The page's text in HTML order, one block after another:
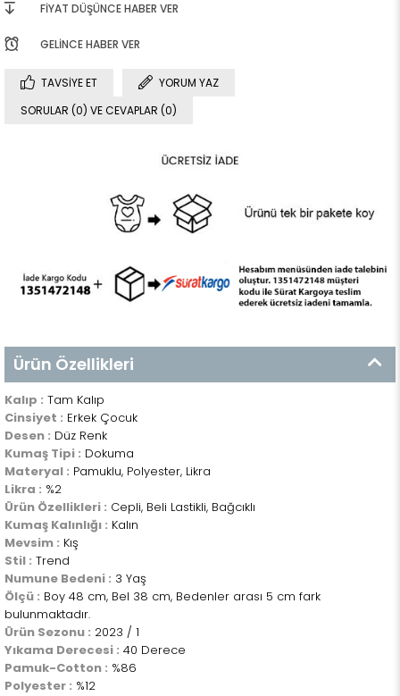
FIYAT DÜŞÜNCE HABER VER
GELINCE HABER VER
TAVSIYE ET
YORUM YAZ
SORULAR (0) VE CEVAPLAR (0)
Ürün Özellikleri
Kalıp : Tam Kalıp
Cinsiyet : Erkek Çocuk
Desen : Düz Renk
Kumaş Tipi : Dokuma
Materyal : Pamuklu, Polyester, Likra
Likra : %2
Ürün Özellikleri : Cepli, Beli Lastikli, Bağcıklı
Kumaş Kalınlığı : Kalın
Mevsim : Kış
Stil : Trend
Numune Bedeni : 3 Yaş
Ölçü : Boy 48 cm, Bel 38 cm, Bedenler arası 5 cm fark
bulunmaktadır.
Ürün Sezonu : 2023 / 1
Yıkama Derecesi : 40 Derece
Pamuk-Cotton : %86
Polyester : %12